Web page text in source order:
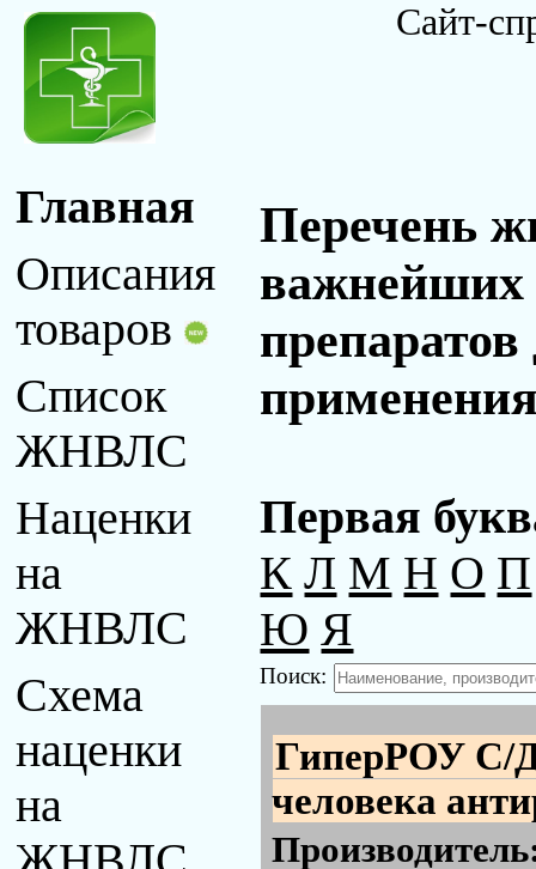
Сайт-
Главная
Описания
товаров
Список
ЖНВЛС
Наценки
на
ЖНВЛС
Схема
наценки
на
Перечень
важнейших
Первая
К Л М Н О П
Ю Я
Поиск:
ГиперРОУ С/
человека